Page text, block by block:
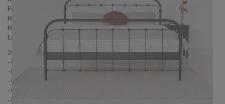
Füßteilhöhe:
Höhe bis zur Rahmenunterkante:25 cm
Höhe bis zur Rahmenoberkante:39 cm
Lattenrostabsenkung:
Zusätzliche Informationen
- Handmade
- Mitteltraverse mit Stützpfosten
- Ohne Lattenrost
- Ohne Matratze
- Für alle marktübliche Lattenroste geeignet